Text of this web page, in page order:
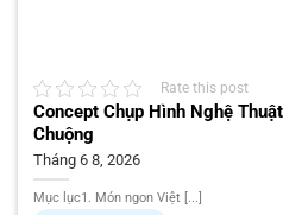
Rate this post
Concept Chụp Hình Nghệ
Chuộng
Tháng 6 8, 2026
Mục lục1. Món ngon Việt [...]